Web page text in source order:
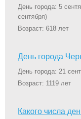
День города: 5
сентября)
Возраст: 618 лет
День города
День города: 21
Возраст: 1119 лет
Какого числа